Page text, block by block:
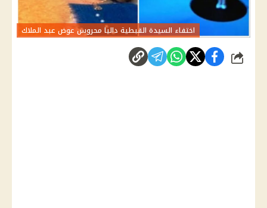
اختفاء السيدة القبطية داليا محروس عوض عبد الملاك
شارك